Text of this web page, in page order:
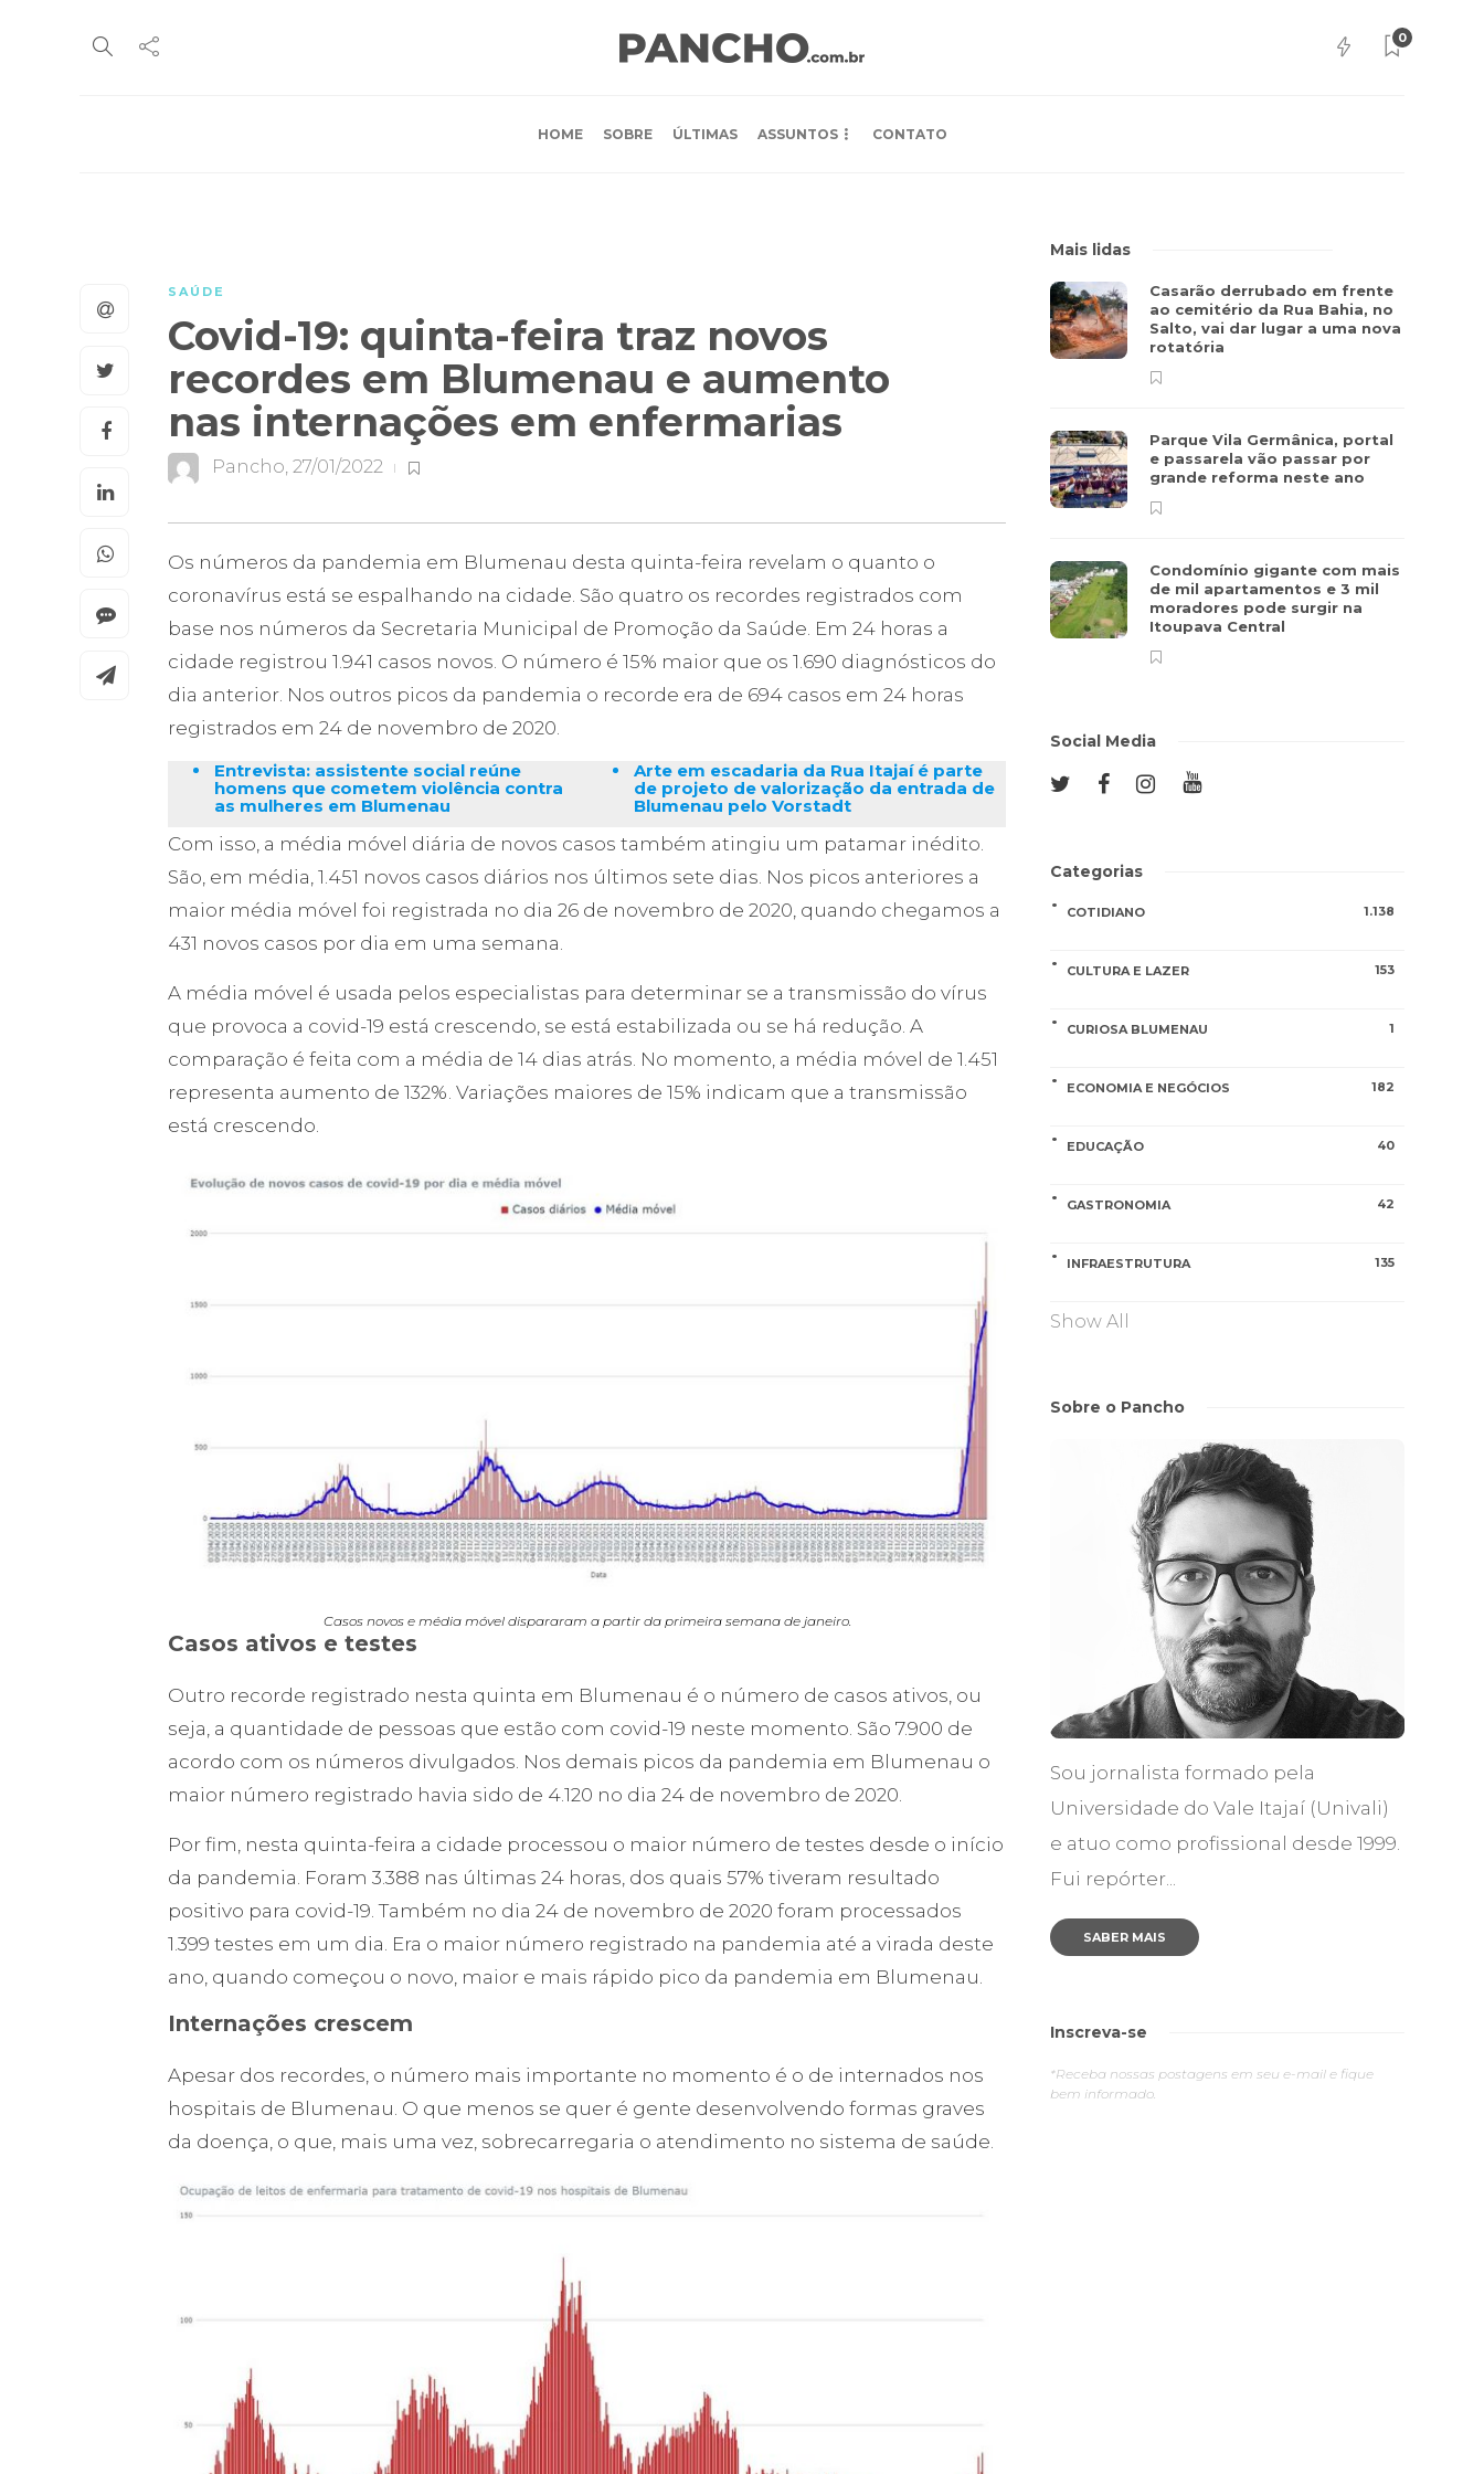
0
HOME SOBRE ÚLTIMAS ASSUNTOS CONTATO
SAÚDE
Covid-19: quinta-feira traz novos
recordes em Blumenau e aumento
nas internações em enfermarias
Pancho, 27/01/2022
Os números da pandemia em Blumenau desta quinta-feira revelam o quanto o
coronavírus está se espalhando na cidade. São quatro os recordes registrados com
base nos números da Secretaria Municipal de Promoção da Saúde. Em 24 horas a
cidade registrou 1.941 casos novos. O número é 15% maior que os 1.690 diagnósticos do
dia anterior. Nos outros picos da pandemia o recorde era de 694 casos em 24 horas
registrados em 24 de novembro de 2020.
Entrevista: assistente social reúne
homens que cometem violência contra
as mulheres em Blumenau
Arte em escadaria da Rua Itajaí é parte
de projeto de valorização da entrada de
Blumenau pelo Vorstadt
Com isso, a média móvel diária de novos casos também atingiu um patamar inédito.
São, em média, 1.451 novos casos diários nos últimos sete dias. Nos picos anteriores a
maior média móvel foi registrada no dia 26 de novembro de 2020, quando chegamos a
431 novos casos por dia em uma semana.
A média móvel é usada pelos especialistas para determinar se a transmissão do vírus
que provoca a covid-19 está crescendo, se está estabilizada ou se há redução. A
comparação é feita com a média de 14 dias atrás. No momento, a média móvel de 1.451
representa aumento de 132%. Variações maiores de 15% indicam que a transmissão
está crescendo.
Casos novos e média móvel dispararam a partir da primeira semana de janeiro.
Casos ativos e testes
Outro recorde registrado nesta quinta em Blumenau é o número de casos ativos, ou
seja, a quantidade de pessoas que estão com covid-19 neste momento. São 7.900 de
acordo com os números divulgados. Nos demais picos da pandemia em Blumenau o
maior número registrado havia sido de 4.120 no dia 24 de novembro de 2020.
Por fim, nesta quinta-feira a cidade processou o maior número de testes desde o início
da pandemia. Foram 3.388 nas últimas 24 horas, dos quais 57% tiveram resultado
positivo para covid-19. Também no dia 24 de novembro de 2020 foram processados
1.399 testes em um dia. Era o maior número registrado na pandemia até a virada deste
ano, quando começou o novo, maior e mais rápido pico da pandemia em Blumenau.
Internações crescem
Apesar dos recordes, o número mais importante no momento é o de internados nos
hospitais de Blumenau. O que menos se quer é gente desenvolvendo formas graves
da doença, o que, mais uma vez, sobrecarregaria o atendimento no sistema de saúde.
Mais lidas
Casarão derrubado em frente
ao cemitério da Rua Bahia, no
Salto, vai dar lugar a uma nova
rotatória
Parque Vila Germânica, portal
e passarela vão passar por
grande reforma neste ano
Condomínio gigante com mais
de mil apartamentos e 3 mil
moradores pode surgir na
Itoupava Central
Social Media
Categorias
COTIDIANO 1.138
CULTURA E LAZER 153
CURIOSA BLUMENAU 1
ECONOMIA E NEGÓCIOS 182
EDUCAÇÃO 40
GASTRONOMIA 42
INFRAESTRUTURA 135
Show All
Sobre o Pancho
Sou jornalista formado pela
Universidade do Vale Itajaí (Univali)
e atuo como profissional desde 1999.
Fui repórter...
SABER MAIS
Inscreva-se
*Receba nossas postagens em seu e-mail e fique
bem informado.